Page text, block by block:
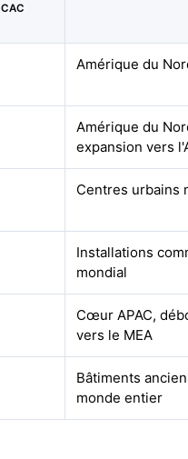
Amérique du
Amérique du
expansion vers
Centres urbains
Installations
mondial
Cœur APAC,
vers le MEA
Bâtiments
monde entier